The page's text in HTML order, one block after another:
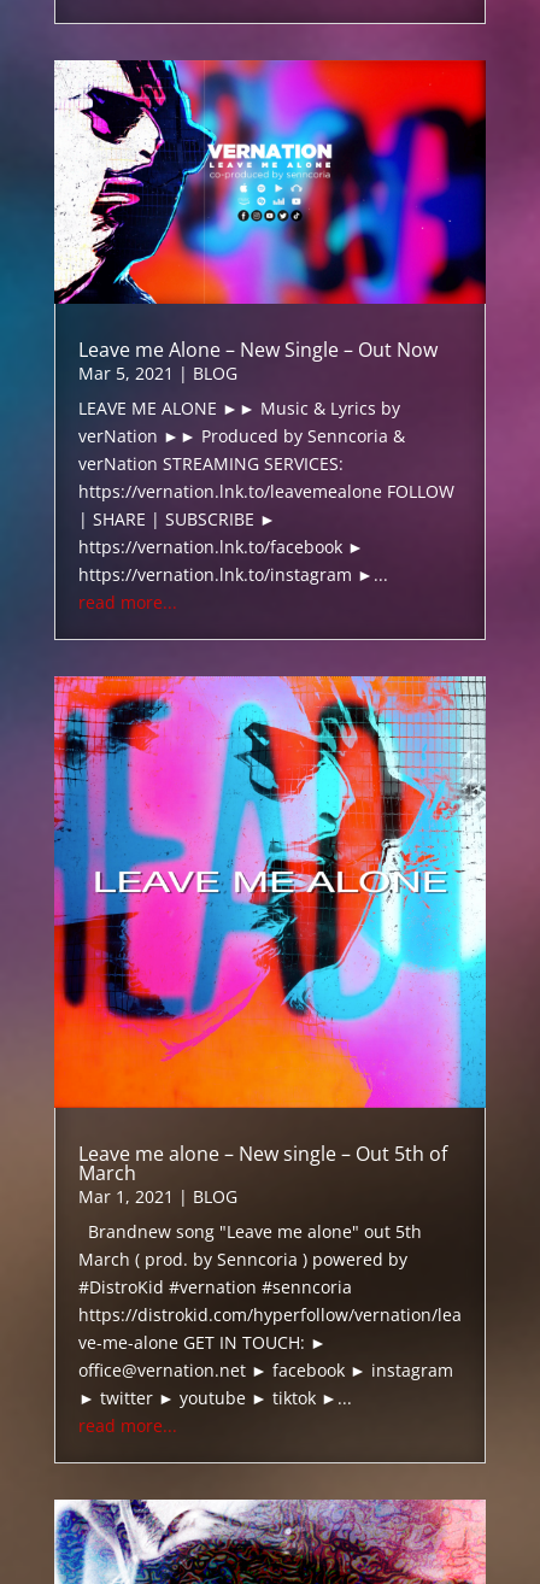
Leave me Alone – New Single – Out Now
Mar 5, 2021 | BLOG
LEAVE ME ALONE ►► Music & Lyrics by
verNation ►► Produced by Senncoria &
verNation STREAMING SERVICES:
https://vernation.lnk.to/leavemealone FOLLOW
| SHARE | SUBSCRIBE ►
https://vernation.lnk.to/facebook ►
https://vernation.lnk.to/instagram ►...
read more...
Leave me alone – New single – Out 5th of
March
Mar 1, 2021 | BLOG
Brandnew song "Leave me alone" out 5th
March ( prod. by Senncoria ) powered by
#DistroKid #vernation #senncoria
https://distrokid.com/hyperfollow/vernation/lea
ve-me-alone GET IN TOUCH: ►
office@vernation.net ► facebook ► instagram
► twitter ► youtube ► tiktok ►...
read more...